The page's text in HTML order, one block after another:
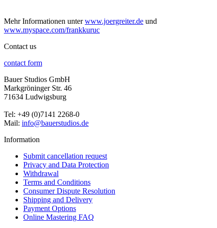
Mehr Informationen unterwww.joergreiter.de und
www.myspace.com/frankkuruc
Contact us
contact form
Bauer Studios GmbH
Markgröninger Str. 46
71634 Ludwigsburg
Tel: +49 (0)7141 2268-0
Mail: info@bauerstudios.de
Information
Submit cancellation request
Privacy and Data Protection
Withdrawal
Terms and Conditions
Consumer Dispute Resolution
Shipping and Delivery
Payment Options
Online Mastering FAQ